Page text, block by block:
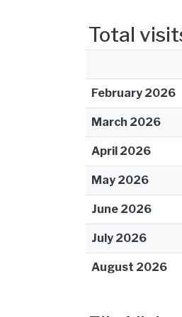
Total
February 2026
March 2026
April 2026
May 2026
June 2026
July 2026
August 2026